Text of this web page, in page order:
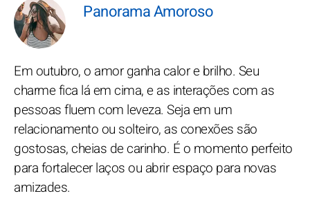
Panorama Amoroso
Em outubro, o amor ganha calor e brilho. Seu
charme fica lá em cima, e as interações com as
pessoas fluem com leveza. Seja em um
relacionamento ou solteiro, as conexões são
gostosas, cheias de carinho. É o momento perfeito
para fortalecer laços ou abrir espaço para novas
amizades.